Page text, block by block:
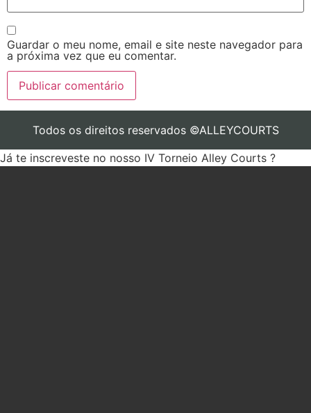
Guardar o meu nome, email e site neste navegador para
a próxima vez que eu comentar.
Todos os direitos reservados ©ALLEYCOURTS
Já te inscreveste no nosso IV Torneio Alley Courts ?